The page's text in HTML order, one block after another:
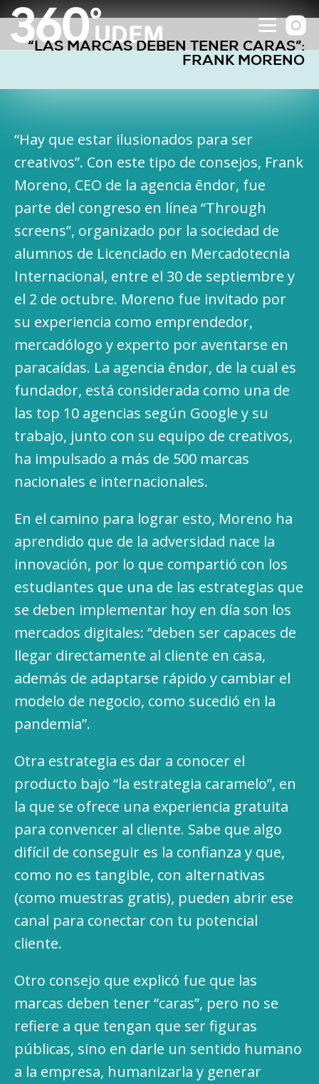
“LAS MARCAS DEBEN TENER CARAS”:
FRANK MORENO
“Hay que estar ilusionados para ser
creativos”. Con este tipo de consejos, Frank
Moreno, CEO de la agencia ēndor, fue
parte del congreso en línea “Through
screens”, organizado por la sociedad de
alumnos de Licenciado en Mercadotecnia
Internacional, entre el 30 de septiembre y
el 2 de octubre. Moreno fue invitado por
su experiencia como emprendedor,
mercadólogo y experto por aventarse en
paracaídas. La agencia ēndor, de la cual es
fundador, está considerada como una de
las top 10 agencias según Google y su
trabajo, junto con su equipo de creativos,
ha impulsado a más de 500 marcas
nacionales e internacionales.
En el camino para lograr esto, Moreno ha
aprendido que de la adversidad nace la
innovación, por lo que compartió con los
estudiantes que una de las estrategias que
se deben implementar hoy en día son los
mercados digitales: “deben ser capaces de
llegar directamente al cliente en casa,
además de adaptarse rápido y cambiar el
modelo de negocio, como sucedió en la
pandemia”.
Otra estrategia es dar a conocer el
producto bajo “la estrategia caramelo”, en
la que se ofrece una experiencia gratuita
para convencer al cliente. Sabe que algo
difícil de conseguir es la confianza y que,
como no es tangible, con alternativas
(como muestras gratis), pueden abrir ese
canal para conectar con tu potencial
cliente.
Otro consejo que explicó fue que las
marcas deben tener “caras”, pero no se
refiere a que tengan que ser figuras
públicas, sino en darle un sentido humano
a la empresa, humanizarla y generar